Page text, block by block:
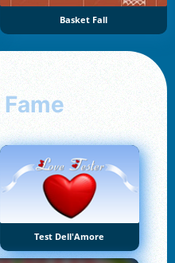
Basket Fall
Fame
Test Dell'Amore